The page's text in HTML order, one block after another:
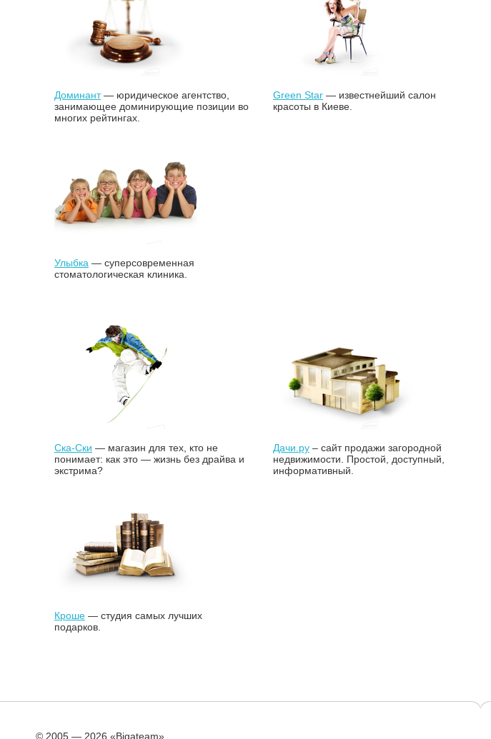
Доминант— юридическое агентство,
занимающее доминирующие позиции во
многих рейтингах.
Green Star — известнейший салон
красоты в Киеве.
Улыбка — cуперсовременная
стоматологическая клиника.
Ска-Cки — магазин для тех, кто не
понимает: как это — жизнь без драйва и
экстрима?
Дачи.ру – сайт продажи загородной
недвижимости. Простой, доступный,
информативный.
Кроше — студия самых лучших
подарков.
© 2005 — 2026 «Bigateam»